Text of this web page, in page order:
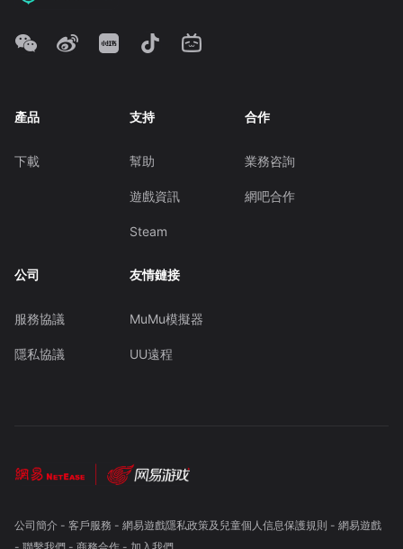
產品
下載
支持
幫助
遊戲資訊
Steam
合作
業務咨詢
網吧合作
公司
服務協議
隱私協議
友情鏈接
MuMu模擬器
UU遠程
公司簡介- 客戶服務 - 網易遊戲隱私政策及兒童個人信息保護規則 - 網易遊戲